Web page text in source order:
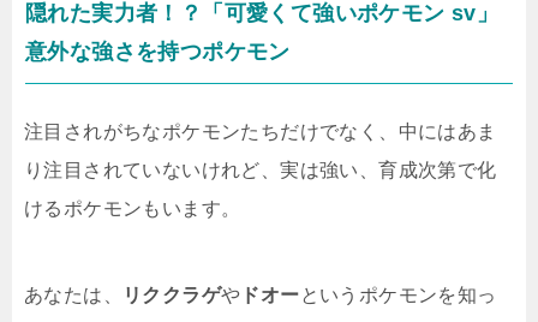
隠れた実力者！？「可愛くて強いポケモン sv」
意外な強さを持つポケモン
注目されがちなポケモンたちだけでなく、中にはあま
り注目されていないけれど、実は強い、育成次第で化
けるポケモンもいます。
あなたは、 リククラゲや ドオーというポケモンを知っ